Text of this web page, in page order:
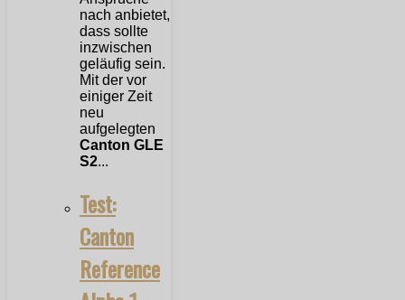
nach anbietet,
dass sollte
inzwischen
geläufig sein.
Mit der vor
einiger Zeit
neu
aufgelegten
Canton GLE
S2...
Test:
Canton
Reference